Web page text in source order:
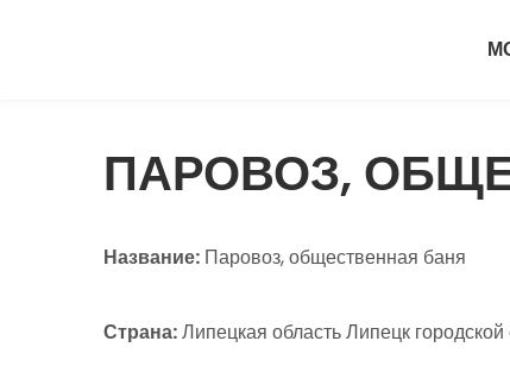
ПАРОВОЗ,
Название: Паровоз, общественная баня
Страна:Липецкая область Липецк